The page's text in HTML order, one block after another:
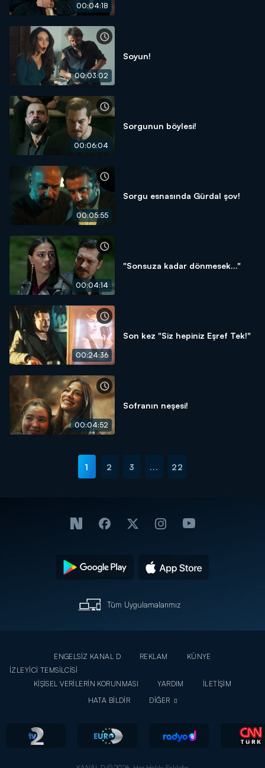
00:04:18
00:03:02
Soyun!
00:06:04
Sorgunun böylesi!
00:05:55
Sorgu esnasında Gürdal şov!
00:04:14
"Sonsuza kadar dönmesek..."
00:24:36
Son kez "Siz hepiniz Eşref Tek!"
00:04:52
Sofranın neşesi!
1 2 3 ... 22
Tüm Uygulamalarımız
ENGELSİZ KANAL D REKLAM
KÜNYE
İZLEYİCİ TEMSİLCİSİ
KİŞİSEL VERİLERİN KORUNMASI
YARDIM
İLETİŞİM
HATA BİLDİR
DİĞER